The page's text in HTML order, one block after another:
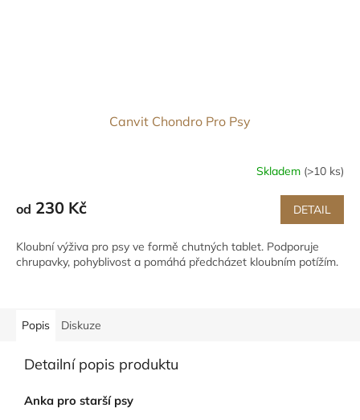
Canvit Chondro Pro Psy
Skladem (>10 ks)
od 230 Kč DETAIL
Kloubní výživa pro psy ve formě chutných tablet. Podporuje
chrupavky, pohyblivost a pomáhá předcházet kloubním potížím.
Popis Diskuze
Detailní popis produktu
Anka pro starší psy